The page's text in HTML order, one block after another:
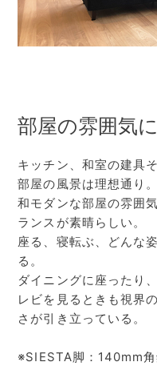
部屋の雰囲気
キッチン、和室の建具
部屋の風景は理想通り。
和モダンな部屋の雰囲
ランスが素晴らしい。
座る、寝転ぶ、どんな
る。
ダイニングに座ったり
レビを見るときも視界
さが引き立っている。
※SIESTA脚：140mm